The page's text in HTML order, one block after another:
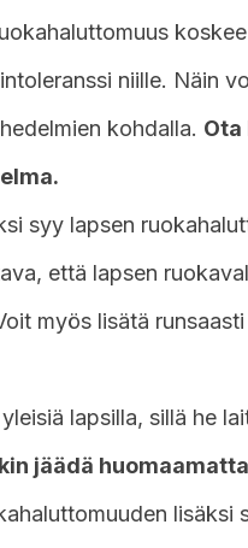
niille. Näin
kohdalla. Ota
syy lapsen
että lapsen
myös lisätä
lapsilla, sillä he
jäädä huomaamatta
lisäksi